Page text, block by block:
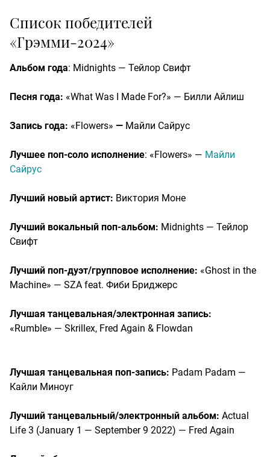
Список победителей
«Грэмми-2024»
Альбом года: Midnights — Тейлор Свифт
Песня года: «What Was I Made For?» — Билли Айлиш
Запись года: «Flowers» — Майли Сайрус
Лучшее поп-соло исполнение: «Flowers» — Майли
Сайрус
Лучший новый артист: Виктория Моне
Лучший вокальный поп-альбом: Midnights — Тейлор
Свифт
Лучший поп-дуэт/групповое исполнение: «Ghost in the
Machine» — SZA feat. Фиби Бриджерс
Лучшая танцевальная/электронная запись:
«Rumble» — Skrillex, Fred Again & Flowdan
Лучшая танцевальная поп-запись: Padam Padam —
Кайли Миноуг
Лучший танцевальный/электронный альбом: Actual
Life 3 (January 1 — September 9 2022) — Fred Again